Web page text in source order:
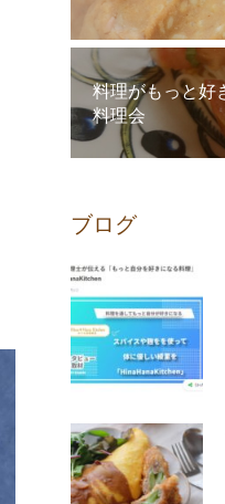
料理がもっと
料理会
ブログ